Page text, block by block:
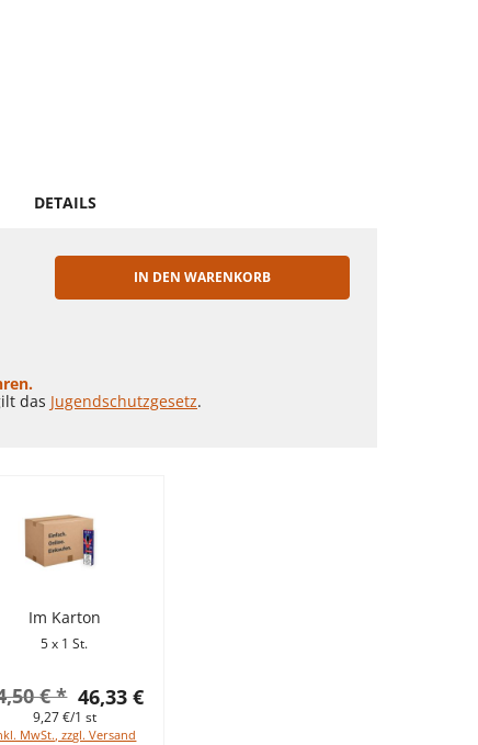
DETAILS
IN DEN WARENKORB
das Jugendschutzgesetz.
Im Karton
5 x 1 St.
46,33 €
€ *
9,27 €/1 st
MwSt., zzgl. Versand